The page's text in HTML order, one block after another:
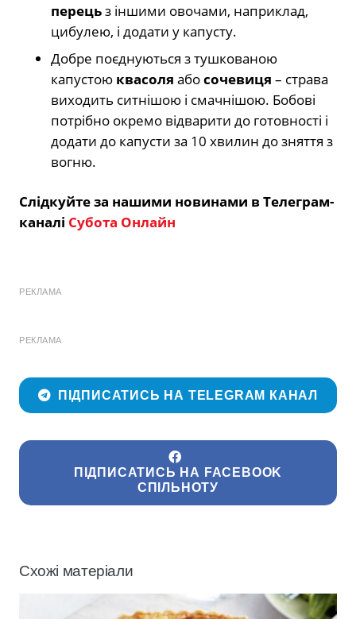
перецьз іншими овочами, наприклад,
цибулею, і додати у капусту.
Добре поєднуються з тушкованою
капустою квасоля абосочевиця – страва
виходить ситнішою і смачнішою. Бобові
потрібно окремо відварити до готовності і
додати до капусти за 10 хвилин до зняття з
вогню.
Слідкуйте за нашими новинами в Телеграм-
каналі Субота Онлайн
РЕКЛАМА
РЕКЛАМА
ПІДПИСАТИСЬ НА TELEGRAM КАНАЛ
ПІДПИСАТИСЬ НА FACEBOOK
СПІЛЬНОТУ
Схожі матеріали